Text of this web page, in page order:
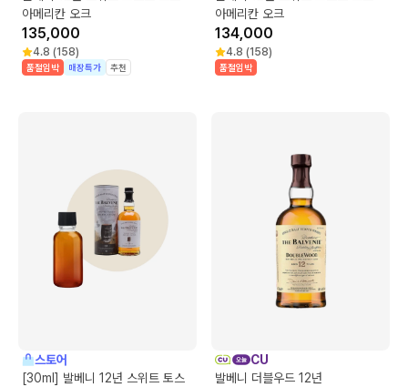
아메리칸 오크
135,000
4.8 (158)
품절임박 매장특가 추천
아메리칸 오크
134,000
4.8 (158)
품절임박
스토어
[30ml] 발베니 12년 스위트 토스
CU
발베니 더블우드 12년